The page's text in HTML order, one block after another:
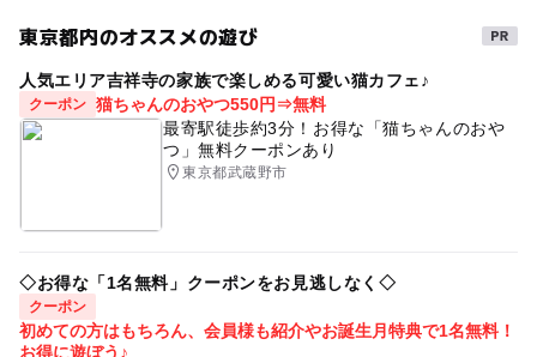
予約必要
応募方法
※3月15日（土）より、ちびっこガーデンにて受付開始
うな感染予防の取り組みを行ってまいります。
■ご利用のお客様へのお願い
1.発熱している方、体調が優れない方はご利用を控えてく
ださい。来館前にご自宅での検温をお願いします。
■感染予防の取り組み
1.館内の換気を定期的に行います。
タグ
子育ての情報 悩み 無料 あかちゃんず
東京都内のオススメの遊び
人気エリア吉祥寺の家族で楽しめる可愛い猫カフェ♪
クーポン 猫ちゃんのおやつ550円⇒無料
最寄駅徒歩約3分！お得な「猫ちゃんのおや
つ」無料クーポンあり
東京都武蔵野市
◇お得な「1名無料」クーポンをお見逃しなく◇
クーポン
初めての方はもちろん、会員様も紹介やお誕生月特典で1名無料！
お得に遊ぼう♪